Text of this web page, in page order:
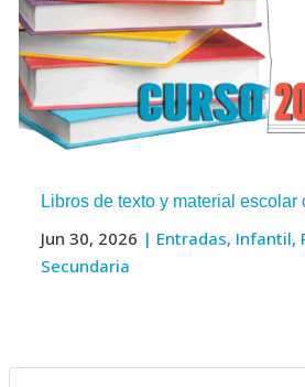
Libros de texto y material escolar
Jun 30, 2026 | Entradas, Infantil,
Secundaria